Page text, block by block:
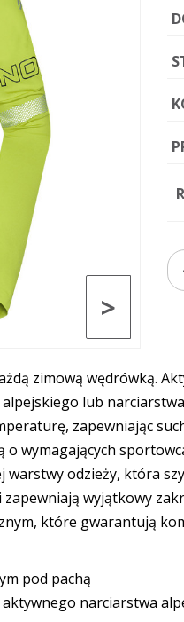
>
zimową wędrówką.
lub
zapewniając
o wymagających
odzieży, która
wyjątkowy
które gwarantują
pod pachą
narciarstwa